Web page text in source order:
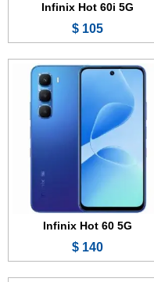
Infinix Hot 60i 5G
105 $
Infinix Hot 60 5G
140 $
الشاشة:
الذاكرة:128 أو 256 جيجابايت
الرام:
الكاميرا:50 + 0.3 ميجابكسل
المعالج:Mediatek Helio G200
5160 مللي أمبير - 45 واط
عرض الموصفات ←